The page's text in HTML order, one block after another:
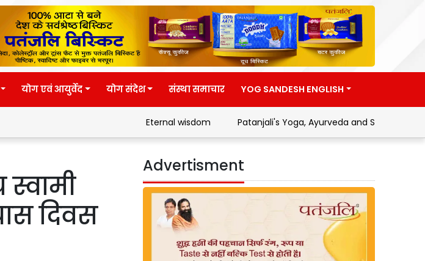
योग एवं आयुर्वेद योग संदेश संस्था समाचार YOG SANDESH ENGLISH
Patanjali's Yoga, Ayurveda and Swadeshi Movement
दिवस
Advertisment